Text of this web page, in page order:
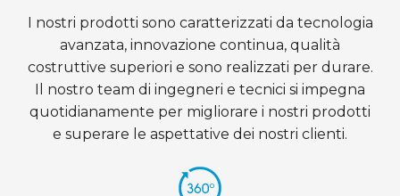
I nostri prodotti sono caratterizzati da tecnologia
avanzata, innovazione continua, qualità
costruttive superiori e sono realizzati per durare.
Il nostro team di ingegneri e tecnici si impegna
quotidianamente per migliorare i nostri prodotti
e superare le aspettative dei nostri clienti.